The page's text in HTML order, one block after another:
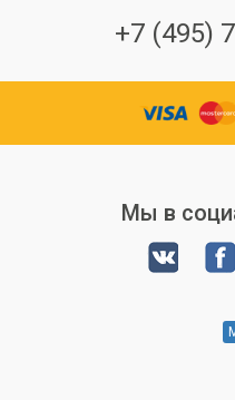
+7 (495)
Мы в